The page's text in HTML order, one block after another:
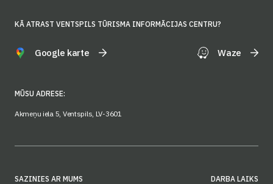
KĀ ATRAST VENTSPILS TŪRISMA INFORMĀCIJAS CENTRU?
Google karte Waze
MŪSU ADRESE:
Akmeņu iela 5, Ventspils, LV-3601
SAZINIES AR MUMS DARBA LAIKS